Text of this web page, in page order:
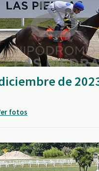
de
fotos